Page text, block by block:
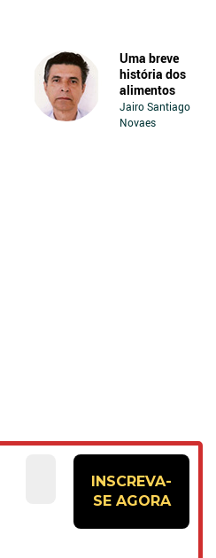
Uma breve
história dos
alimentos
Jairo Santiago
Novaes